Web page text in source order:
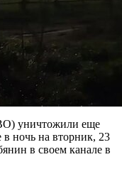
уничтожили еще
ночь на вторник, 23
в своем канале в